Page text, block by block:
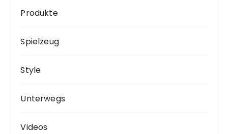
Produkte
Spielzeug
Style
Unterwegs
Videos